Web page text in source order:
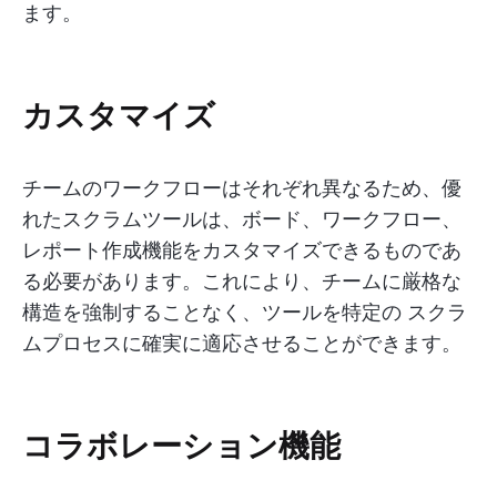
ます。
カスタマイズ
チームのワークフローはそれぞれ異なるため、優
れたスクラムツールは、ボード、ワークフロー、
レポート作成機能をカスタマイズできるものであ
る必要があります。これにより、チームに厳格な
構造を強制することなく、ツールを特定の スクラ
ムプロセスに確実に適応させることができます。
コラボレーション機能